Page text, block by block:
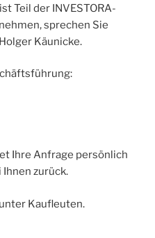
Teil der INVESTORA-
sprechen Sie
Käunicke.
Ihre Anfrage persönlich
zurück.
Kaufleuten.